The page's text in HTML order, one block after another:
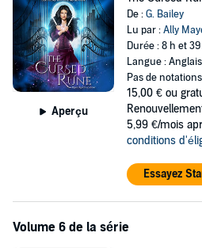
Aperçu
De :G. Bailey
Lu par :Ally
Durée : 8 h et
Langue : Anglais
Pas de notations
15,00 € ou
5,99 €/mois
conditions
Essayez
Volume 6 de la série